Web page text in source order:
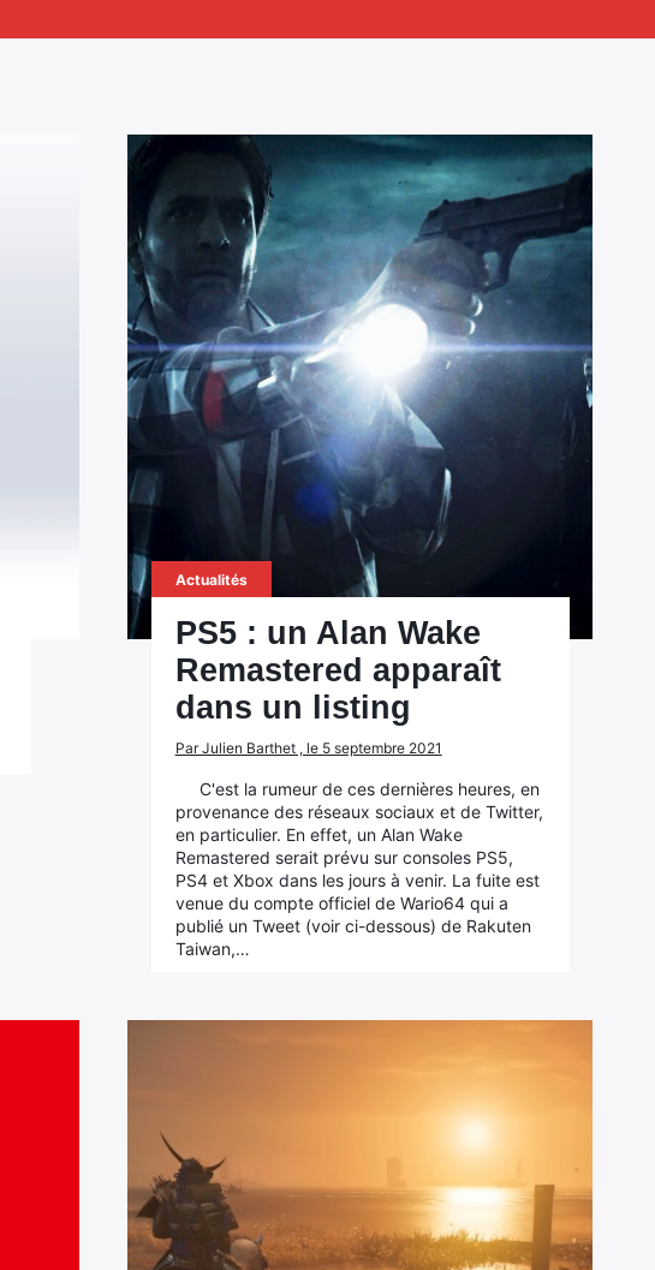
Actualités
PS5 : un Alan Wake
Remastered apparaît
dans un listing
Par Julien Barthet , le 5 septembre 2021
C'est la rumeur de ces dernières heures, en
provenance des réseaux sociaux et de Twitter,
en particulier. En effet, un Alan Wake
Remastered serait prévu sur consoles PS5,
PS4 et Xbox dans les jours à venir. La fuite est
venue du compte officiel de Wario64 qui a
publié un Tweet (voir ci-dessous) de Rakuten
Taiwan,…